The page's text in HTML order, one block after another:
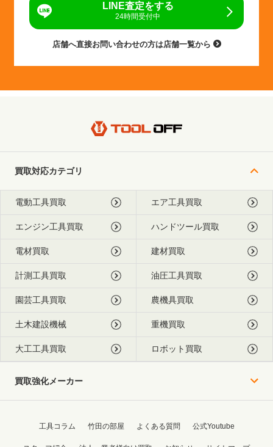
LINE査定をする
24時間受付中
店舗へ直接お問い合わせの方は店舗一覧から
買取対応カテゴリ
電動工具買取 エア工具買取
エンジン工具買取 ハンドツール買取
電材買取 建材買取
計測工具買取 油圧工具買取
園芸工具買取 農機具買取
土木建設機械 重機買取
大工工具買取 ロボット買取
買取強化メーカー
工具コラム 竹田の部屋 よくある質問 公式Youtube